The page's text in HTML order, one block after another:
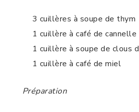
3 cuillères à soupe de thym
1 cuillère à café de cannelle
1 cuillère à soupe de clous
1 cuillère à café de miel
Préparation